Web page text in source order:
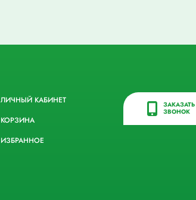
ЛИЧНЫЙ КАБИНЕТ
КОРЗИНА
ИЗБРАННОЕ
ЗАКАЗАТЬ
ЗВОНОК